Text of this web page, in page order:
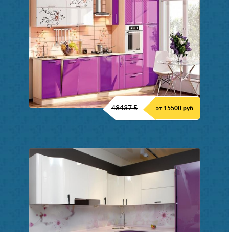
48437.5 от 15500 руб.